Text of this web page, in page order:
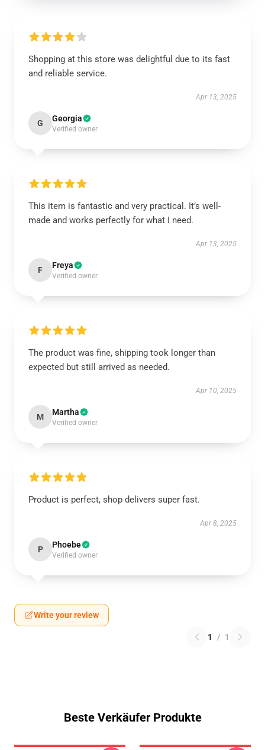
Shopping at this store was delightful due to its fast
and reliable service.
Apr 13, 2025
G Georgia
Verified owner
This item is fantastic and very practical. It’s well-
made and works perfectly for what I need.
Apr 13, 2025
F Freya
Verified owner
The product was fine, shipping took longer than
expected but still arrived as needed.
Apr 10, 2025
M Martha
Verified owner
Product is perfect, shop delivers super fast.
Apr 8, 2025
P Phoebe
Verified owner
Write your review
1 / 1
Beste Verkäufer Produkte